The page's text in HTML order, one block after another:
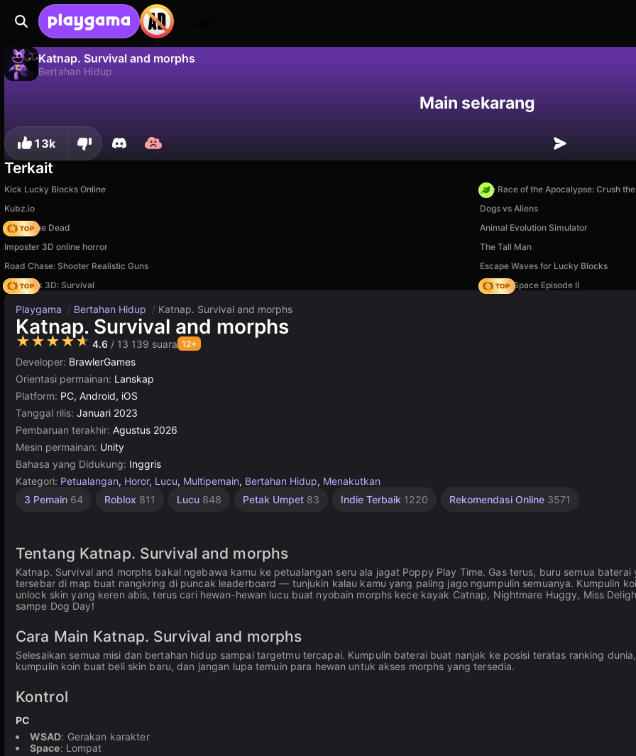
Katnap. Survival and morphs
Bertahan Hidup
Main sekarang
13k
Terkait
Kick Lucky Blocks Online
The Race of the Apocalypse: Crush
Kubz.io
Dogs vs Aliens
Rise of the Dead
Animal Evolution Simulator
Imposter 3D online horror
The Tall Man
Road Chase: Shooter Realistic Guns
Escape Waves for Lucky Blocks
Skyblock 3D: Survival
Zombie Space Episode II
Playgama / Bertahan Hidup / Katnap. Survival and morphs
Katnap. Survival and morphs
★★★★★ 4.6 / 13 139 suara 12+
Developer: BrawlerGames
Orientasi permainan: Lanskap
Platform: PC, Android, iOS
Tanggal rilis: Januari 2023
Pembaruan terakhir: Agustus 2026
Mesin permainan: Unity
Bahasa yang Didukung: Inggris
Kategori: Petualangan, Horor, Lucu, Multipemain, Bertahan Hidup, Menakutkan
3 Pemain 64 Roblox 811 Lucu 848 Petak Umpet 83 Indie Terbaik 1220 Rekomendasi Online 3571
Dunia
Unity
Tentang Katnap. Survival and morphs
Katnap. Survival and morphs bakal ngebawa kamu ke petualangan seru ala jagat Poppy Play Time. Gas terus, buru semua baterai
tersebar di map buat nangkring di puncak leaderboard — tunjukin kalau kamu yang paling jago ngumpulin semuanya. Kumpulin
unlock skin yang keren abis, terus cari hewan-hewan lucu buat nyobain morphs kece kayak Catnap, Nightmare Huggy, Miss
sampe Dog Day!
Cara Main Katnap. Survival and morphs
Selesaikan semua misi dan bertahan hidup sampai targetmu tercapai. Kumpulin baterai buat nanjak ke posisi teratas ranking dunia,
kumpulin koin buat beli skin baru, dan jangan lupa temuin para hewan untuk akses morphs yang tersedia.
Kontrol
PC
WSAD: Gerakan karakter
Space: Lompat